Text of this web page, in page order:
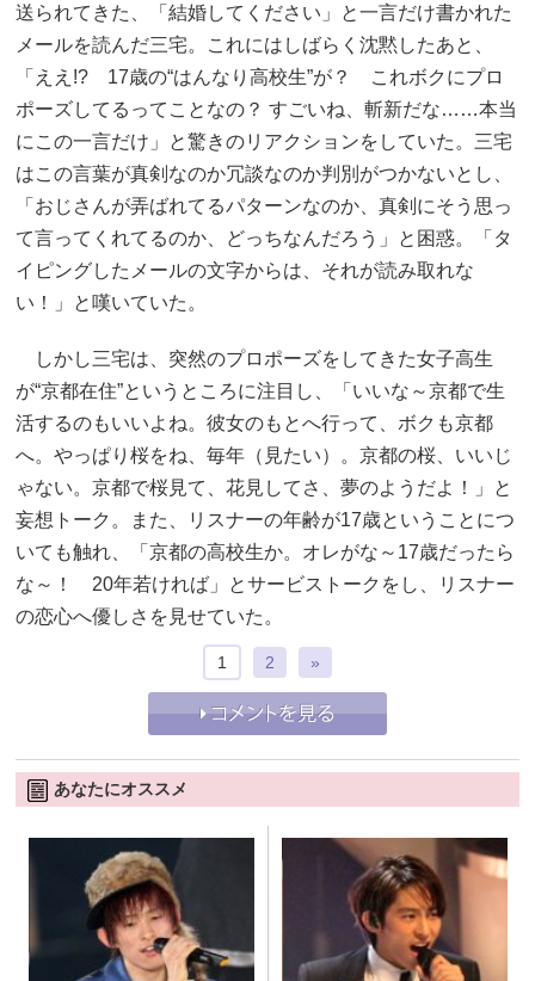
送られてきた、「結婚してください」と一言だけ書かれた
メールを読んだ三宅。これにはしばらく沈黙したあと、
「ええ!? 17歳の“はんなり高校生”が？ これボクにプロ
ポーズしてるってことなの？ すごいね、斬新だな……本当
にこの一言だけ」と驚きのリアクションをしていた。三宅
はこの言葉が真剣なのか冗談なのか判別がつかないとし、
「おじさんが弄ばれてるパターンなのか、真剣にそう思っ
て言ってくれてるのか、どっちなんだろう」と困惑。「タ
イピングしたメールの文字からは、それが読み取れな
い！」と嘆いていた。
しかし三宅は、突然のプロポーズをしてきた女子高生
が“京都在住”というところに注目し、「いいな～京都で生
活するのもいいよね。彼女のもとへ行って、ボクも京都
へ。やっぱり桜をね、毎年（見たい）。京都の桜、いいじ
ゃない。京都で桜見て、花見してさ、夢のようだよ！」と
妄想トーク。また、リスナーの年齢が17歳ということにつ
いても触れ、「京都の高校生か。オレがな～17歳だったら
な～！ 20年若ければ」とサービストークをし、リスナー
の恋心へ優しさを見せていた。
1 2 »
あなたにオススメ